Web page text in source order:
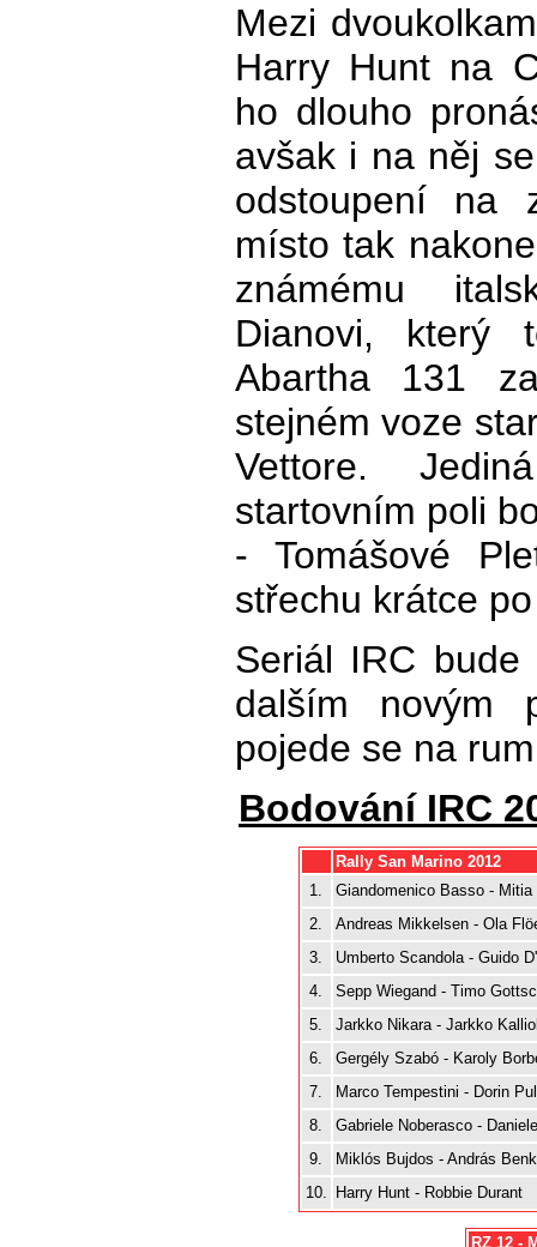
Mezi
Harry Hunt na
ho dlouho
avšak i na něj
odstoupení na
místo tak
známému
Dianovi, který
Abartha 131
stejném voze
Vettore.
startovním poli
- Tomášové
střechu krátce
Seriál IRC
dalším novým
pojede se na
Bodování IRC
Rally San Marino 2012
1.
Giandomenico Basso - Mitia
2.
Andreas Mikkelsen - Ola
3.
Umberto Scandola - Guido
4.
Sepp Wiegand - Timo
5.
Jarkko Nikara - Jarkko
6.
Gergély Szabó - Karoly
7.
Marco Tempestini - Dorin
8.
Gabriele Noberasco -
9.
Miklós Bujdos - András
10.
Harry Hunt - Robbie Durant
RZ 12 -